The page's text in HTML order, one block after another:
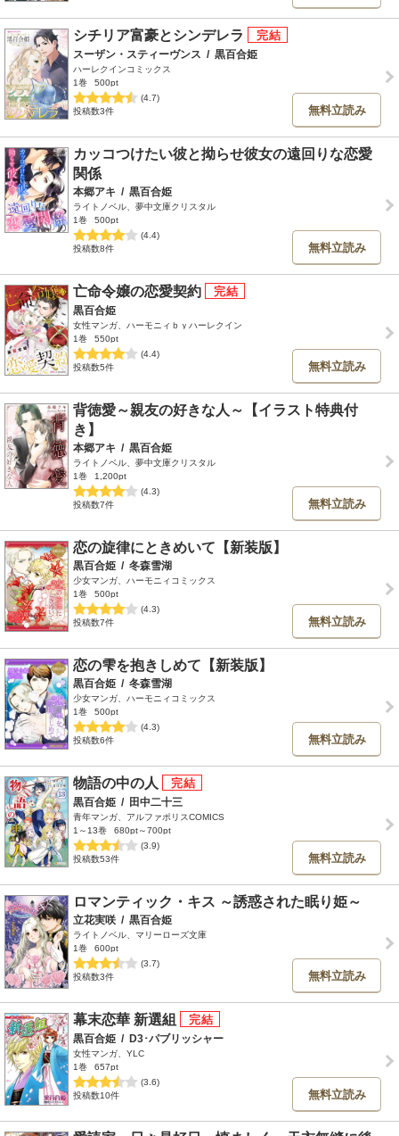
シチリア富豪とシンデレラ
スーザン・スティーヴンス / 黒百合姫
ハーレクインコミックス
1巻
500pt
(4.7)
投稿数3件
無料立読み
カッコつけたい彼と拗らせ彼女の遠回りな恋愛
関係
本郷アキ / 黒百合姫
ライトノベル、夢中文庫クリスタル
1巻
500pt
(4.4)
投稿数8件
無料立読み
亡命令嬢の恋愛契約
黒百合姫
女性マンガ、ハーモニィｂｙハーレクイン
1巻
550pt
(4.4)
投稿数5件
無料立読み
背徳愛～親友の好きな人～【イラスト特典付
き】
本郷アキ / 黒百合姫
ライトノベル、夢中文庫クリスタル
1巻
1,200pt
(4.3)
投稿数7件
無料立読み
恋の旋律にときめいて【新装版】
黒百合姫 / 冬森雪湖
少女マンガ、ハーモニィコミックス
1巻
500pt
(4.3)
投稿数7件
無料立読み
恋の雫を抱きしめて【新装版】
黒百合姫 / 冬森雪湖
少女マンガ、ハーモニィコミックス
1巻
500pt
(4.3)
投稿数6件
無料立読み
物語の中の人
黒百合姫 / 田中二十三
青年マンガ、アルファポリスCOMICS
1～13巻
680pt～700pt
(3.9)
投稿数53件
無料立読み
ロマンティック・キス ～誘惑された眠り姫～
立花実咲 / 黒百合姫
ライトノベル、マリーローズ文庫
1巻
600pt
(3.7)
投稿数3件
無料立読み
幕末恋華 新選組
黒百合姫 / D3･パブリッシャー
女性マンガ、YLC
1巻
657pt
(3.6)
投稿数10件
無料立読み